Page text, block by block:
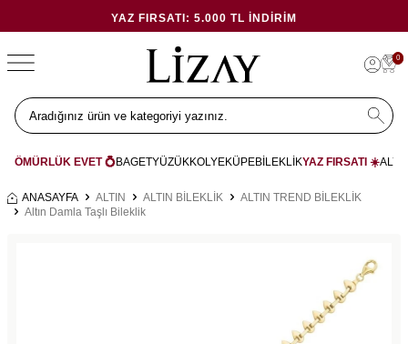
YAZ FIRSATI: 5.000 TL İNDIRIM
0
ÖMÜRLÜK EVET 💍 BAGETYÜZÜKKOLYEKÜPEBİLEKLİKYAZ FIRSATI ☀️
ANASAYFA ALTIN ALTIN BİLEKLİK
ALTIN TREND BİLEKLİK
Altın Damla Taşlı Bileklik